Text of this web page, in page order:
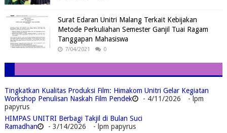
Surat Edaran Unitri Malang Terkait Kebijakan
Metode Perkuliahan Semester Ganjil Tuai Ragam
Tanggapan Mahasiswa
7/04/2021 0
Tingkatkan Kualitas Produksi Film: Himakom Unitri Gelar Kegiatan
Workshop Penulisan Naskah Film Pendek
- 4/11/2026
- lpm
papyrus
HIMPAS UNITRI Berbagi Takjil di Bulan Suci
Ramadhan
- 3/14/2026
- lpm papyrus